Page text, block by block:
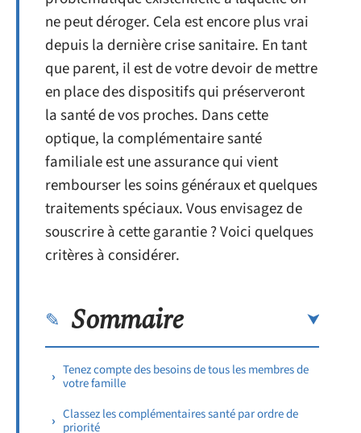
ne peut déroger. Cela est encore plus vrai
depuis la dernière crise sanitaire. En tant
que parent, il est de votre devoir de mettre
en place des dispositifs qui préserveront
la santé de vos proches. Dans cette
optique, la complémentaire santé
familiale est une assurance qui vient
rembourser les soins généraux et quelques
traitements spéciaux. Vous envisagez de
souscrire à cette garantie ? Voici quelques
critères à considérer.
Sommaire
Tenez compte des besoins de tous les membres de
votre famille
Classez les complémentaires santé par ordre de
priorité